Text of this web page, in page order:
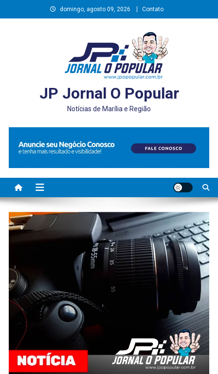
to
domingo, agosto 09, 2026 Contato
JP Jornal O Popular
Notícias de Marília e Região